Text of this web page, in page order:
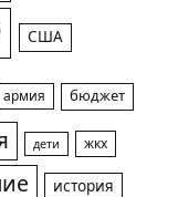
США
армия бюджет
дети жкх
история